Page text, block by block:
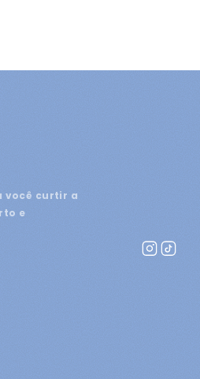
você curtir a
e